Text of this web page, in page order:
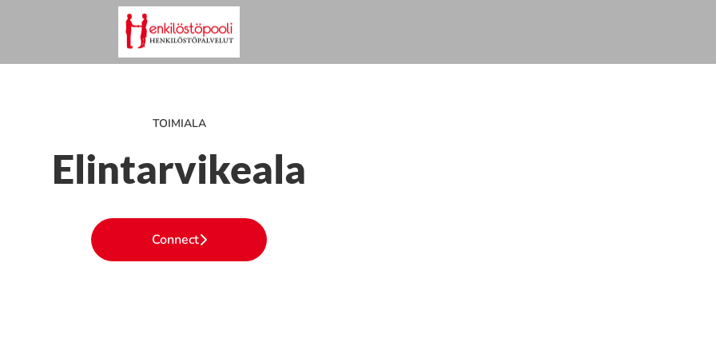
TOIMIALA
Elintarvikeala
Connect